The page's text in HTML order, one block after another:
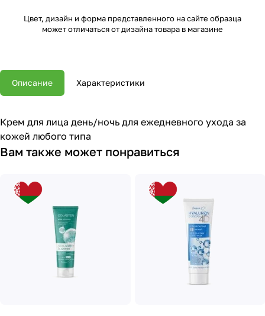
Цвет, дизайн и форма представленного на сайте образца
может отличаться от дизайна товара в магазине
Описание Характеристики
Крем для лица день/ночь для ежедневного ухода за
кожей любого типа
Вам также может понравиться